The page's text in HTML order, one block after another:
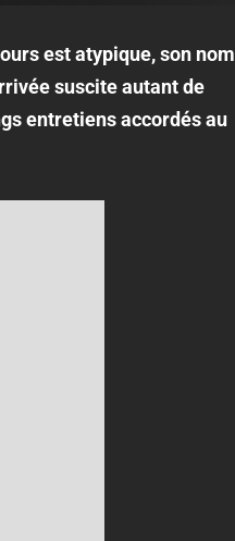
est atypique, son nom
suscite autant de
entretiens accordés au